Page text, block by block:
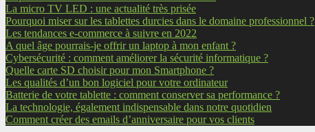
La micro TV LED : une actualité très prisée
Pourquoi miser sur les tablettes durcies dans le domaine professionnel ?
Les tendances e-commerce à suivre en 2022
A quel âge pourrais-je offrir un laptop à mon enfant ?
Cybersécurité : comment améliorer la sécurité informatique ?
Quelle carte SD choisir pour mon Smartphone ?
Les qualités d’un bon logiciel pour votre ordinateur
Batterie de votre tablette : comment conserver sa performance ?
La technologie, également indispensable dans notre quotidien
Comment créer des emails d’anniversaire pour vos clients